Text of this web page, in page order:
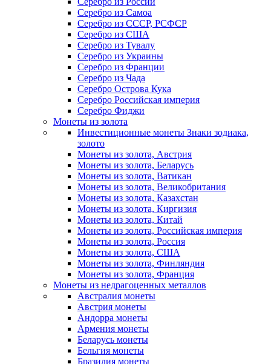
Серебро из Самоа
Серебро из СССР, РСФСР
Серебро из США
Серебро из Тувалу
Серебро из Украины
Серебро из Франции
Серебро из Чада
Серебро Острова Кука
Серебро Российская империя
Серебро Фиджи
Монеты из золота
Инвестиционные монеты Знаки зодиака,
золото
Монеты из золота, Австрия
Монеты из золота, Беларусь
Монеты из золота, Ватикан
Монеты из золота, Великобритания
Монеты из золота, Казахстан
Монеты из золота, Киргизия
Монеты из золота, Китай
Монеты из золота, Российская империя
Монеты из золота, Россия
Монеты из золота, США
Монеты из золота, Финляндия
Монеты из золота, Франция
Монеты из недрагоценных металлов
Австралия монеты
Австрия монеты
Андорра монеты
Армения монеты
Беларусь монеты
Бельгия монеты
Бразилия монеты